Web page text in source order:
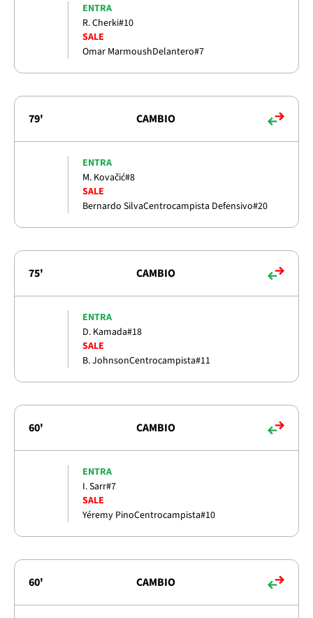
ENTRA
R. Cherki#10
SALE
Omar MarmoushDelantero#7
79' CAMBIO
ENTRA
M. Kovačić#8
SALE
Bernardo SilvaCentrocampista Defensivo#20
75' CAMBIO
ENTRA
D. Kamada#18
SALE
B. JohnsonCentrocampista#11
60' CAMBIO
ENTRA
I. Sarr#7
SALE
Yéremy PinoCentrocampista#10
60' CAMBIO